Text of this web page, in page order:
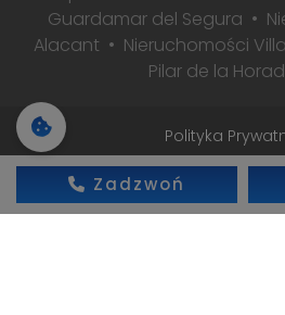
Guardamar del Segura
Alacant
Nieruchomości
Pilar de la
Polityka
2026 © Wszelkie
Realizacja:
Zadzwoń